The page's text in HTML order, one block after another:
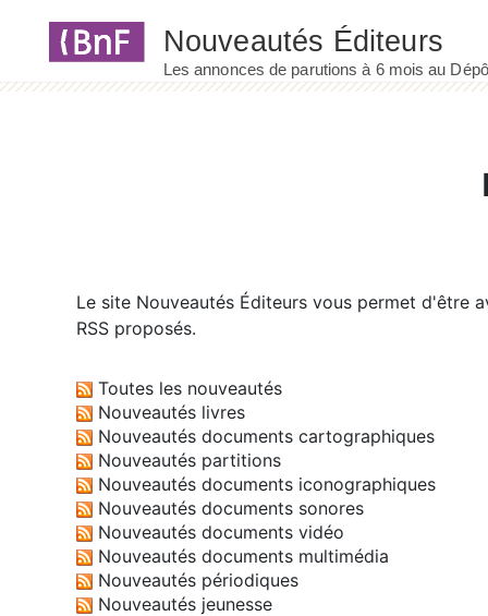
Le site Nouveautés Éditeurs vous permet d'être
RSS proposés.
Toutes les nouveautés
Nouveautés livres
Nouveautés documents cartographiques
Nouveautés partitions
Nouveautés documents iconographiques
Nouveautés documents sonores
Nouveautés documents vidéo
Nouveautés documents multimédia
Nouveautés périodiques
Nouveautés jeunesse